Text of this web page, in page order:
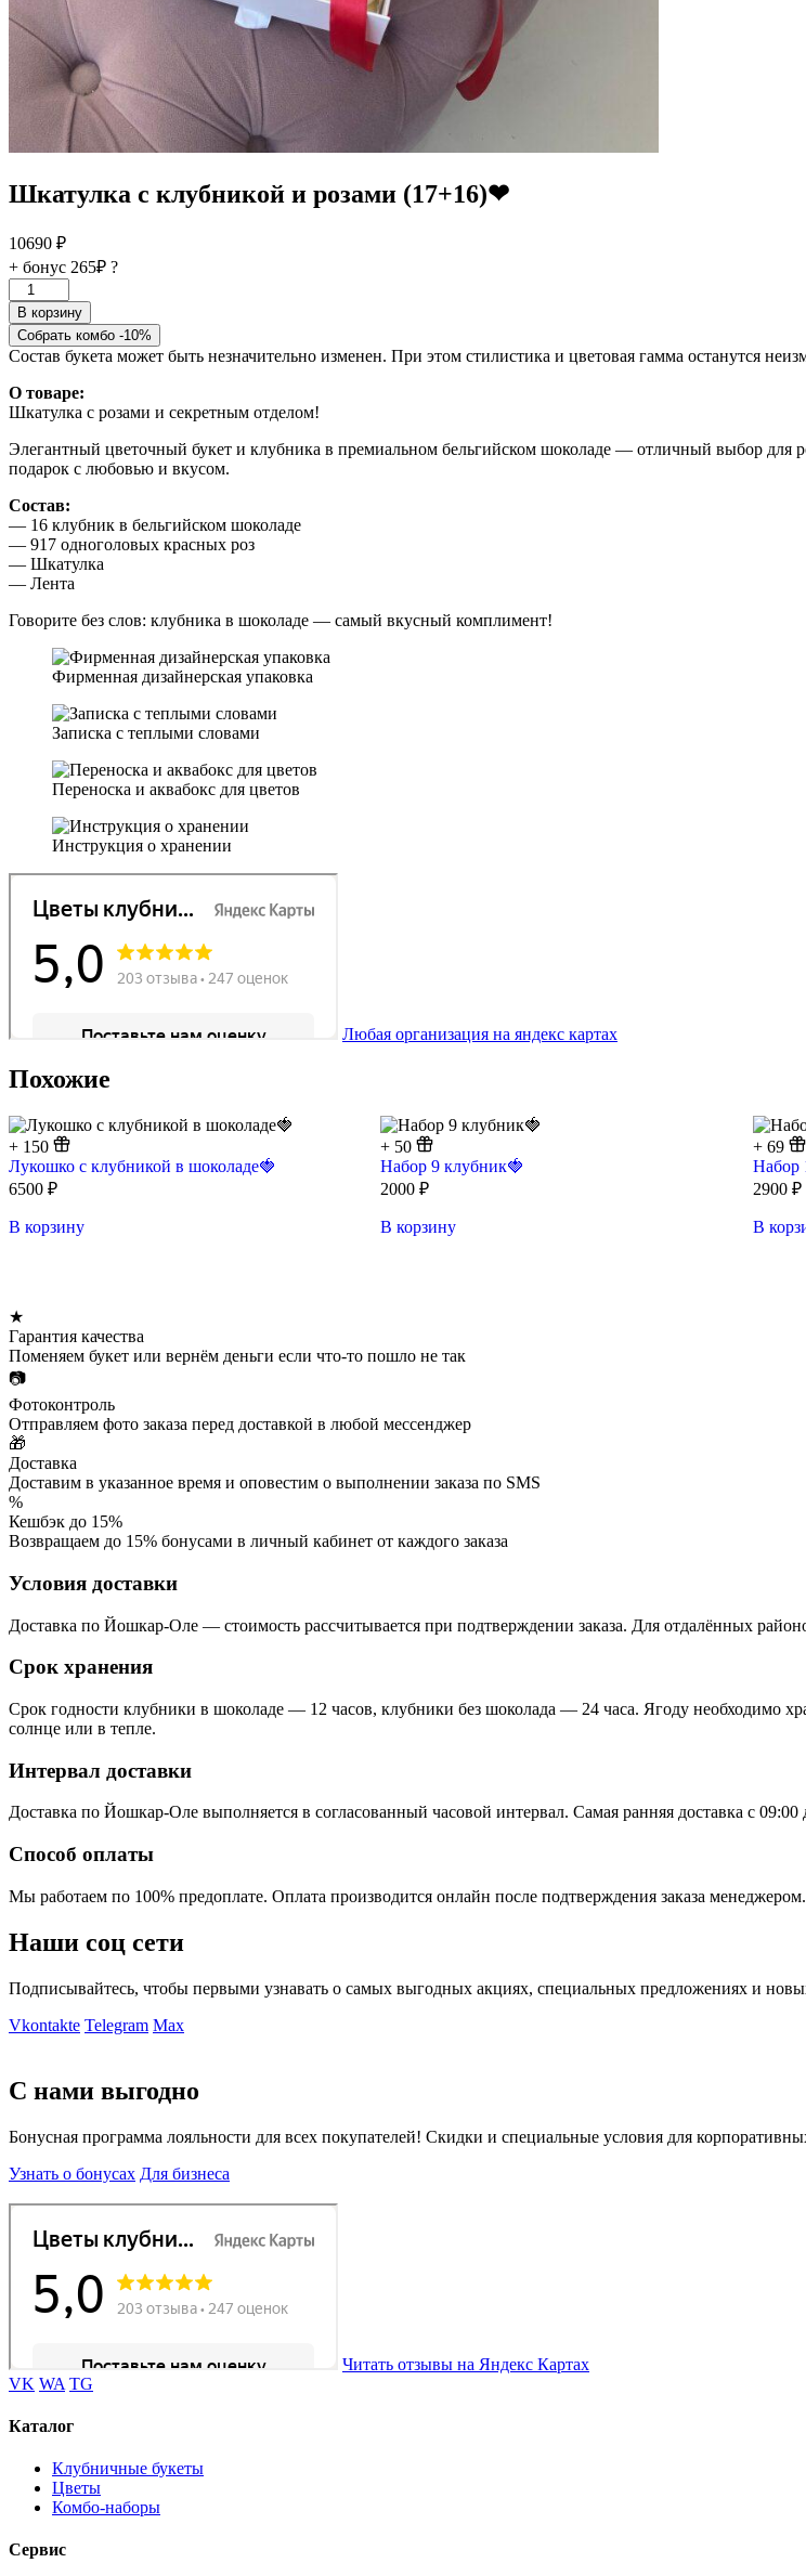
Шкатулка с клубникой и розами (17+16)❤
10690 ₽
+ бонус 265₽ ?
Количество
товара
Шкатулка
с
клубникой
и
розами
(17+16)
❤
В корзину
Собрать комбо -10%
Состав букета может быть незначительно изменен. При этом стилистика и цветовая гамма останутся
О товаре:
Шкатулка с розами и секретным отделом!
Элегантный цветочный букет и клубника в премиальном бельгийском шоколаде — отличный выбор
подарок с любовью и вкусом.
Состав:
— 16 клубник в бельгийском шоколаде
— 917 одноголовых красных роз
— Шкатулка
— Лента
Говорите без слов: клубника в шоколаде — самый вкусный комплимент!
Фирменная дизайнерская упаковка
Записка с теплыми словами
Переноска и аквабокс для цветов
Инструкция о хранении
Любая организация на яндекс картах
Похожие
+ 150
Лукошко с клубникой в шоколаде🍓
6500 ₽
В корзину
+ 50
Набор 9 клубник🍓
2000₽
В корзину
+ 69
Набор
2900 ₽
В
★
Гарантия качества
Поменяем букет или вернём деньги если что-то пошло не так
📷
Фотоконтроль
Отправляем фото заказа перед доставкой в любой мессенджер
🎁
Доставка
Доставим в указанное время и оповестим о выполнении заказа по SMS
%
Кешбэк до 15%
Возвращаем до 15% бонусами в личный кабинет от каждого заказа
Условия доставки
Доставка по Йошкар-Оле — стоимость рассчитывается при подтверждении заказа. Для отдалённых
Срок хранения
Срок годности клубники в шоколаде — 12 часов, клубники без шоколада — 24 часа. Ягоду необходимо
солнце или в тепле.
Интервал доставки
Доставка по Йошкар-Оле выполняется в согласованный часовой интервал. Самая ранняя доставка с 09:00
Способ оплаты
Мы работаем по 100% предоплате. Оплата производится онлайн после подтверждения заказа
Наши соц сети
Подписывайтесь, чтобы первыми узнавать о самых выгодных акциях, специальных предложениях и
Vkontakte Telegram Max
С нами выгодно
Бонусная программа лояльности для всех покупателей! Скидки и специальные условия для
Узнать о бонусах Для бизнеса
Читать отзывы на Яндекс Картах
VK WA TG
Каталог
Клубничные букеты
Цветы
Комбо-наборы
Сервис